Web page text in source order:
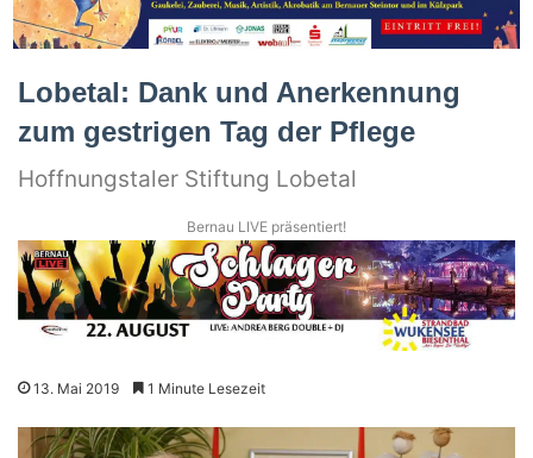
Lobetal: Dank und Anerkennung
zum gestrigen Tag der Pflege
Hoffnungstaler Stiftung Lobetal
Bernau LIVE präsentiert!
13. Mai 2019 1 Minute Lesezeit